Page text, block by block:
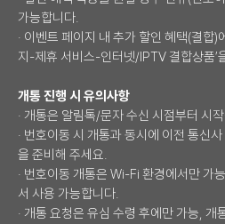
가능합니다.
· 이벤트 페이지 내 추가 할인 혜택(결합)
지-제휴 서비스-인터넷/IPTV 결합상품’
개통 진행 시 유의사항
· 개통은 알림톡/문자 수신 시점부터 시
· 번호이동 시 개통과 동시에 이전 통신
을 준비해 주세요.
· 번호이동 개통은 Wi-Fi 환경에서만 가
서 사용 가능합니다.
· 개통 요청은 유심 수령 후에만 가능,